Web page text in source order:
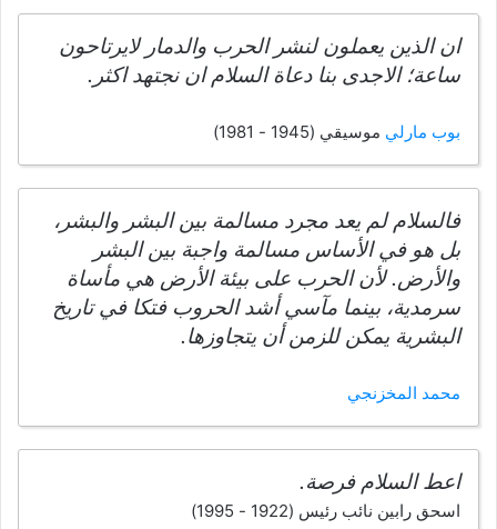
ان الذين يعملون لنشر الحرب والدمار لايرتاحون
ساعة؛ الاجدى بنا دعاة السلام ان نجتهد اكثر.
بوب مارلي موسيقي (1945 - 1981)
فالسلام لم يعد مجرد مسالمة بين البشر والبشر،
بل هو في الأساس مسالمة واجبة بين البشر
والأرض. لأن الحرب على بيئة الأرض هي مأساة
سرمدية، بينما مآسي أشد الحروب فتكا في تاريخ
البشرية يمكن للزمن أن يتجاوزها.
محمد المخزنجي
اعط السلام فرصة.
اسحق رابين نائب رئيس (1922 - 1995)